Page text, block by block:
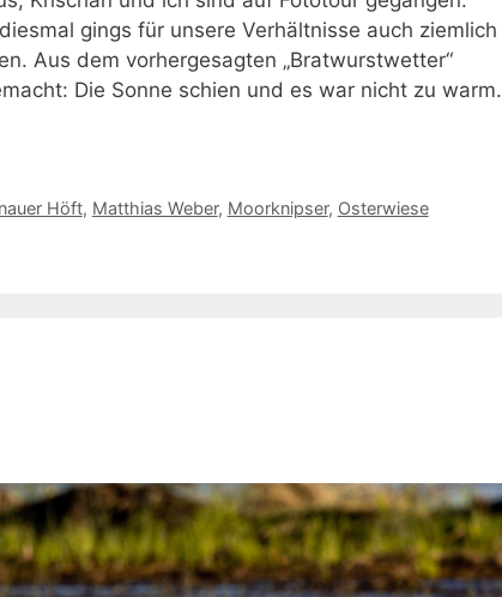
gings für unsere Verhältnisse auch ziemlich
Aus dem vorhergesagten „Bratwurstwetter“
Die Sonne schien und es war nicht zu warm.
Höft, Matthias Weber, Moorknipser, Osterwiese